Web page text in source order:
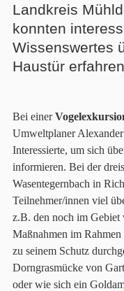
Landkreis
konnten
Wissenswertes
Haustür
Bei einer
Umweltplaner
Interessierte, um sich
informieren. Bei der
Wasentegernbach in
Teilnehmer/innen viel
z.B. den noch im
Maßnahmen im
zu seinem Schutz
Dorngrasmücke von
oder wie sich ein